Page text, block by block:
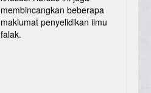
membincangkan beberapa
maklumat penyelidikan ilmu
falak.